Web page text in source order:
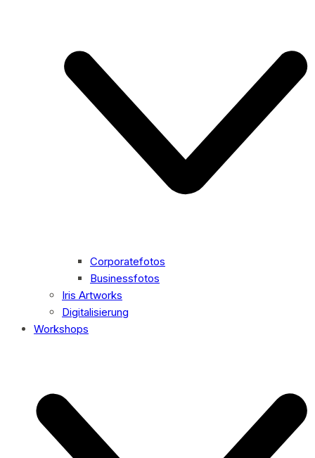
Corporatefotos
Businessfotos
Iris Artworks
Digitalisierung
Workshops